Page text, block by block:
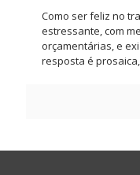
Como ser feliz no
estressante, com
orçamentárias, e
resposta é